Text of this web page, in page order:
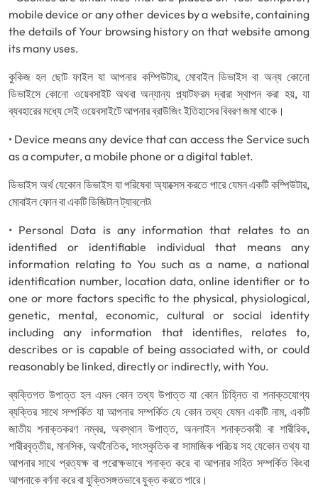
mobile device or any other devices by a website, containing
the details of Your browsing history on that website among
its many uses.
কুকিজ হল ছোট ফাইল যা আপনার কম্পিউটার, মোবাইল ডিভাইস বা অন্য কোনো
ডিভাইসে কোনো ওয়েবসাইট অথবা অন্যান্য প্ল্যাটফরম দ্বারা স্থাপন করা হয়, যা
ব্যবহারের মধ্যে সেই ওয়েবসাইটে আপনার ব্রাউজিং ইতিহাসের বিবরণ জমা থাকে।
• Device means any device that can access the Service such
as a computer, a mobile phone or a digital tablet.
ডিভাইস অর্থ যেকোন ডিভাইস যা পরিষেবা অ্যাক্সেস করতে পারে যেমন একটি কম্পিউটার,
মোবাইল ফোন বা একটি ডিজিটাল ট্যাবলেট৷
• Personal Data is any information that relates to an
identified or identifiable individual that means any
information relating to You such as a name, a national
identification number, location data, online identifier or to
one or more factors specific to the physical, physiological,
genetic, mental, economic, cultural or social identity
including any information that identifies, relates to,
describes or is capable of being associated with, or could
reasonably be linked, directly or indirectly, with You.
ব্যক্তিগত উপাত্ত হল এমন কোন তথ্য উপাত্ত যা কোন চিহ্নিত বা শনাক্তযোগ্য
ব্যক্তির সাথে সম্পর্কিত যা আপনার সম্পর্কিত যে কোন তথ্য যেমন একটি নাম, একটি
জাতীয় শনাক্তকরণ নম্বর, অবস্থান উপাত্ত, অনলাইন শনাক্তকারী বা শারীরিক,
শারীরবৃত্তীয়, মানসিক, অর্থনৈতিক, সাংস্কৃতিক বা সামাজিক পরিচয় সহ যেকোন তথ্য যা
আপনার সাথে প্রত্যক্ষ বা পরোক্ষভাবে শনাক্ত করে বা আপনার সহিত সম্পর্কিত কিংবা
আপনাকে বর্ণনা করে বা যুক্তিসঙ্গতভাবে যুক্ত করতে পারে।